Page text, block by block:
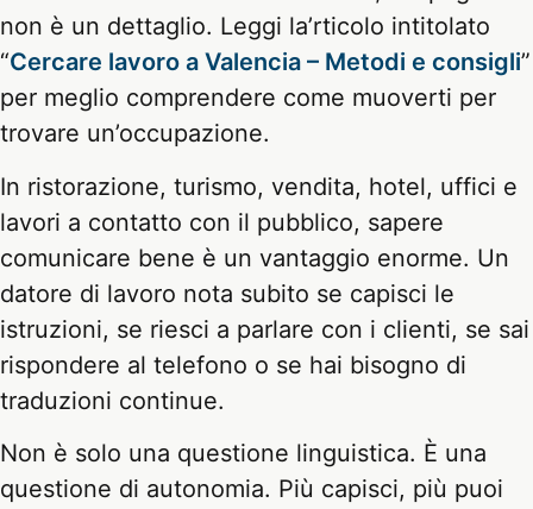
non è un dettaglio. Leggi la’rticolo intitolato
“Cercare lavoro a Valencia – Metodi e consigli”
per meglio comprendere come muoverti per
trovare un’occupazione.
In ristorazione, turismo, vendita, hotel, uffici e
lavori a contatto con il pubblico, sapere
comunicare bene è un vantaggio enorme. Un
datore di lavoro nota subito se capisci le
istruzioni, se riesci a parlare con i clienti, se sai
rispondere al telefono o se hai bisogno di
traduzioni continue.
Non è solo una questione linguistica. È una
questione di autonomia. Più capisci, più puoi